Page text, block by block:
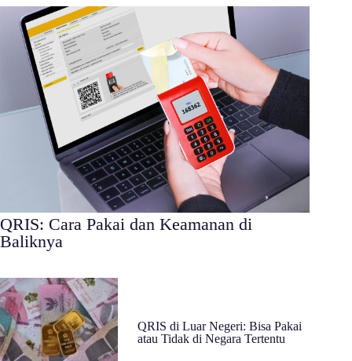
QRIS: Cara Pakai dan Keamanan di
Baliknya
QRIS di Luar Negeri: Bisa Pakai
atau Tidak di Negara Tertentu